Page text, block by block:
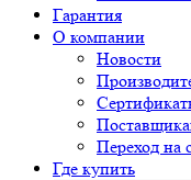
Гарантия
О компании
Новости
Переход на
Где купить